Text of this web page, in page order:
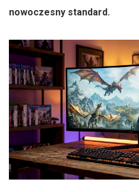
nowoczesny standard.